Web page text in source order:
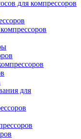
для компрессоров
для